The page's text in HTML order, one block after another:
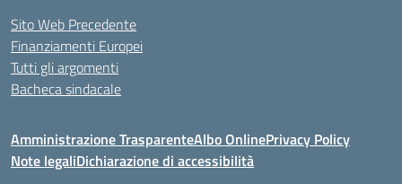
Sito Web Precedente
Finanziamenti Europei
Tutti gli argomenti
Bacheca sindacale
Amministrazione TrasparenteAlbo OnlinePrivacy Policy
Note legaliDichiarazione di accessibilità